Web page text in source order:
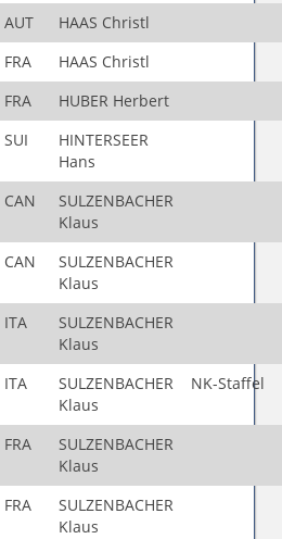
AUT
HAAS Christl
FRA
HAAS Christl
FRA
HUBER Herbert
SUI
HINTERSEER
Hans
CAN
SULZENBACHER
Klaus
CAN
SULZENBACHER
Klaus
ITA
SULZENBACHER
Klaus
ITA
SULZENBACHER
Klaus
NK-Staffel
FRA
SULZENBACHER
Klaus
FRA
SULZENBACHER
Klaus